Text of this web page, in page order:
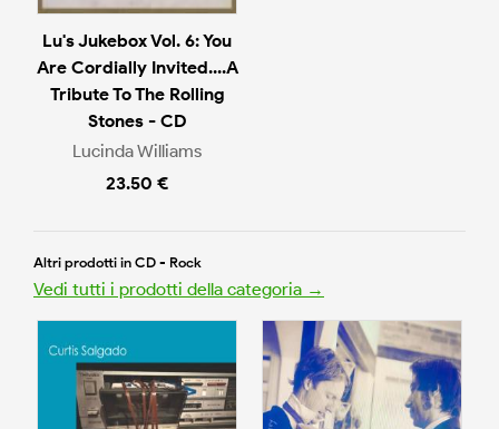
Lu's Jukebox Vol. 6: You
Are Cordially Invited....A
Tribute To The Rolling
Stones - CD
Lucinda Williams
23.50 €
Altri prodotti in CD - Rock
Vedi tutti i prodotti della categoria →